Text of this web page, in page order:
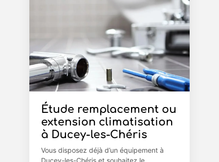
Étude remplacement ou
extension climatisation
à Ducey-les-Chéris
Vous disposez déjà d’un équipement à
Ducey-les-Chéris et souhaitez le